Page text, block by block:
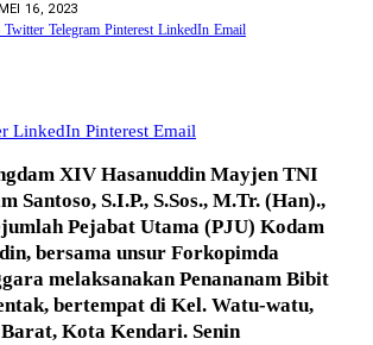
MEI 16, 2023
Twitter Telegram Pinterest LinkedIn Email
LinkedIn Pinterest Email
XIV Hasanuddin Mayjen TNI
Santoso, S.I.P., S.Sos., M.Tr. (Han).,
Pejabat Utama (PJU) Kodam
bersama unsur Forkopimda
melaksanakan Penananam Bibit
bertempat di Kel. Watu-watu,
Kota Kendari. Senin